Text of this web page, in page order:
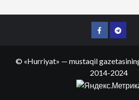
FacebookTelegram
© «Hurriyat» — mustaqil
2014-2024